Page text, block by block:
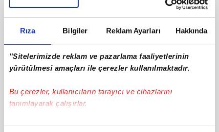
Rıza Bilgiler Reklam Ayarları Hakkında
"Sitelerimizde reklam ve pazarlama faaliyetlerinin
yürütülmesi amaçları ile çerezler kullanılmaktadır.
Bu çerezler, kullanıcıların tarayıcı ve cihazlarını
tanımlayarak çalışırlar.
Bu çerezlere izin vermeniz halinde sizlere özel